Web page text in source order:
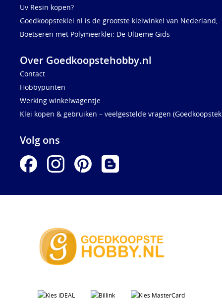
Uv Resin kopen?
Goedkoopsteklei.nl is de grootste kleiwinkel van Nederland,
Boetseren met Polymeerklei: De Ultieme Gids
Over Goedkoopstehobby.nl
Contact
Hobbypunten
Werking winkelwagentje
Klei kopen & gebruiken – veelgestelde vragen
Volg ons